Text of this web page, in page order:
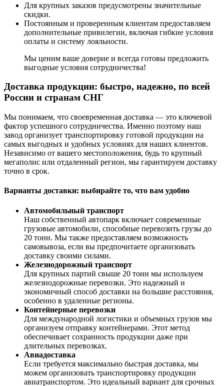
Для крупных заказов предусмотрены значительные
скидки.
Постоянным и проверенным клиентам предоставляем
дополнительные привилегии, включая гибкие условия
оплаты и систему лояльности.
Мы ценим ваше доверие и всегда готовы предложить
выгодные условия сотрудничества!
Доставка продукции: быстро, надежно, по всей
России и странам СНГ
Мы понимаем, что своевременная доставка — это ключевой
фактор успешного сотрудничества. Именно поэтому наш
завод организует транспортировку готовой продукции на
самых выгодных и удобных условиях для наших клиентов.
Независимо от вашего местоположения, будь то крупный
мегаполис или отдаленный регион, мы гарантируем доставку
точно в срок.
Варианты доставки: выбирайте то, что вам удобно
Автомобильный транспорт
Наш собственный автопарк включает современные
грузовые автомобили, способные перевозить грузы до
20 тонн. Мы также предоставляем возможность
самовывоза, если вы предпочитаете организовать
доставку своими силами.
Железнодорожный транспорт
Для крупных партий свыше 20 тонн мы используем
железнодорожные перевозки. Это надежный и
экономичный способ доставки на большие расстояния,
особенно в удаленные регионы.
Контейнерные перевозки
Для международной логистики и объемных грузов мы
организуем отправку контейнерами. Этот метод
обеспечивает сохранность продукции даже при
длительных перевозках.
Авиадоставка
Если требуется максимально быстрая доставка, мы
можем организовать транспортировку продукции
авиатранспортом. Это идеальный вариант для срочных